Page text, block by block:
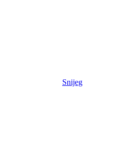
Snijeg